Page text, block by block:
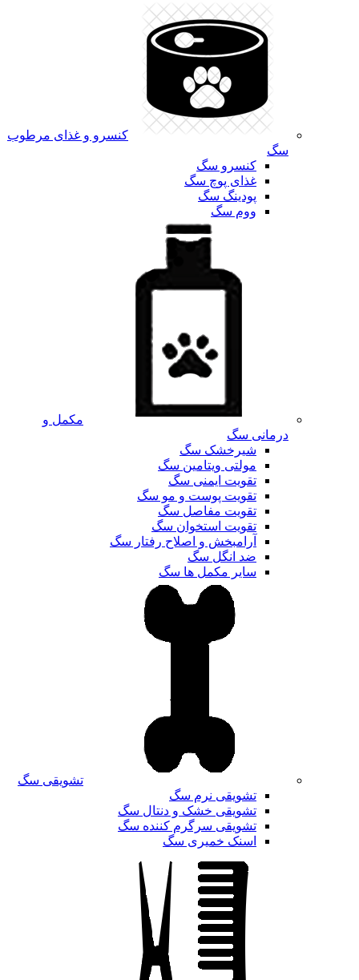
کنسرو و غذای مرطوب
سگ
کنسرو سگ
غذای پوچ سگ
پودینگ سگ
ووم سگ
مکمل و
درمانی سگ
شیرخشک سگ
مولتی ویتامین سگ
تقویت ایمنی سگ
تقویت پوست و مو سگ
تقویت مفاصل سگ
تقویت استخوان سگ
آرامبخش و اصلاح رفتار سگ
ضد انگل سگ
سایر مکمل ها سگ
تشویقی سگ
تشویقی نرم سگ
تشویقی خشک و دنتال سگ
تشویقی سرگرم کننده سگ
اسنک خمیری سگ